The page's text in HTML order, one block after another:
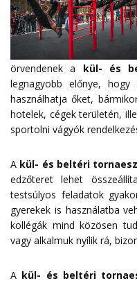
örvendenek a kül- és
legnagyobb előnye, hogy
használhatja őket,
hotelek, cégek területén,
sportolni vágyók
A kül- és beltéri
edzőteret lehet
testsúlyos feladatok
gyerekek is használatba
kollégák mind közösen
vagy alkalmuk nyílik rá,
A kül- és beltéri